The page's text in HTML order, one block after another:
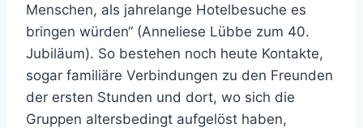
Menschen, als jahrelange Hotelbesuche es
bringen würden“ (Anneliese Lübbe zum 40.
Jubiläum). So bestehen noch heute Kontakte,
sogar familiäre Verbindungen zu den Freunden
der ersten Stunden und dort, wo sich die
Gruppen altersbedingt aufgelöst haben,